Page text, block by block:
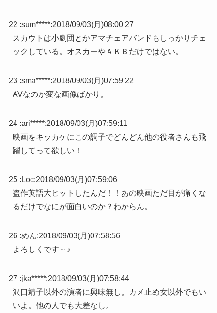
22 :sum*****:2018/09/03(月)08:00:27
スカウトは小劇団とかアマチェアバンドもしっかりチェ
ックしている。オスカーやＡＫＢだけではない。
23 :sma*****:2018/09/03(月)07:59:22
AVなのか変な画像ばかり。
24 :ari*****:2018/09/03(月)07:59:11
映画をキッカケにこの調子でどんどん他の役者さんも飛
躍してって欲しい！
25 : Loc:2018/09/03(月)07:59:06
盗作英語大ヒットしたんだ！！あの映画ただ目が痛くな
るだけでなにが面白いのか？わからん。
26 :めん:2018/09/03(月)07:58:56
よろしくです～♪
27 :jka*****:2018/09/03(月)07:58:44
沢口靖子以外の演者に興味無し。カメ止め女以外でもい
いよ。他の人でも大差なし。